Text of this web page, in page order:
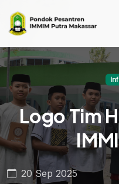
Logo Tim
20 Sep 2025